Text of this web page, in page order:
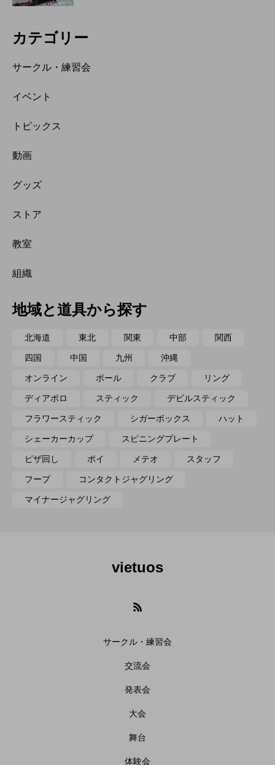
カテゴリー
サークル・練習会
イベント
トピックス
動画
グッズ
ストア
教室
組織
地域と道具から探す
北海道 東北 関東 中部 関西
四国 中国 九州 沖縄
オンライン ボール クラブ リング
ディアボロ スティック デビルスティック
フラワースティック シガーボックス ハット
シェーカーカップ スピニングプレート
ピザ回し ポイ メテオ スタッフ
フープ コンタクトジャグリング
マイナージャグリング
vietuos
サークル・練習会
交流会
発表会
大会
舞台
体験会